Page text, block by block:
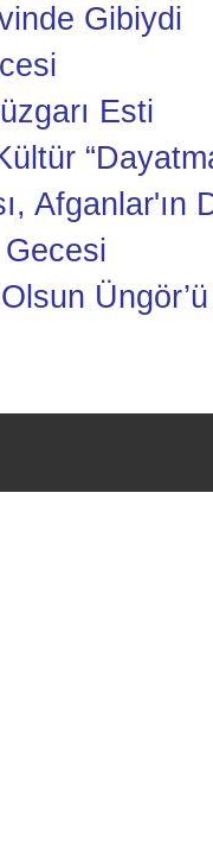
Gibiydi
Esti
Afganlar'ın